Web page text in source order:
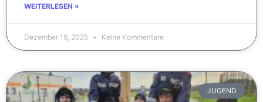
WEITERLESEN »
Dezember 19, 2025 Keine Kommentare
JUGEND